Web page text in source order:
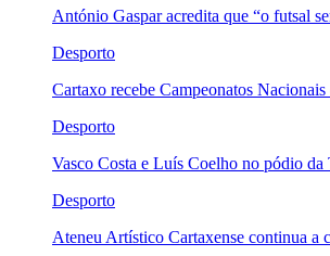
António Gaspar acredita que “o futsal
Desporto
Cartaxo recebe Campeonatos
Desporto
Vasco Costa e Luís Coelho no pódio
Desporto
Ateneu Artístico Cartaxense continua a